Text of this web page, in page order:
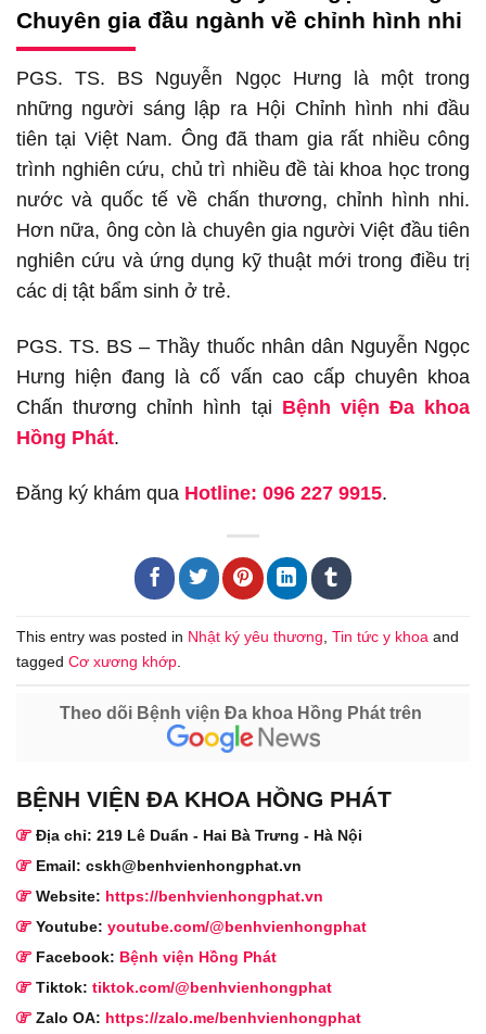
Chuyên gia đầu ngành về chỉnh hình nhi
PGS. TS. BS Nguyễn Ngọc Hưng là một trong
những người sáng lập ra Hội Chỉnh hình nhi đầu
tiên tại Việt Nam. Ông đã tham gia rất nhiều công
trình nghiên cứu, chủ trì nhiều đề tài khoa học trong
nước và quốc tế về chấn thương, chỉnh hình nhi.
Hơn nữa, ông còn là chuyên gia người Việt đầu tiên
nghiên cứu và ứng dụng kỹ thuật mới trong điều trị
các dị tật bẩm sinh ở trẻ.
PGS. TS. BS – Thầy thuốc nhân dân Nguyễn Ngọc
Hưng hiện đang là cố vấn cao cấp chuyên khoa
Chấn thương chỉnh hình tại Bệnh viện Đa khoa
Hồng Phát.
Đăng ký khám qua Hotline: 096 227 9915.
This entry was posted in Nhật ký yêu thương Tin tức y khoa and
tagged Cơ xương khớp
Theo dõi Bệnh viện Đa khoa Hồng Phát trên
BỆNH VIỆN ĐA KHOA HỒNG PHÁT
Địa chỉ: 219 Lê Duẩn - Hai Bà Trưng - Hà Nội
Email: cskh@benhvienhongphat.vn
Website: https://benhvienhongphat.vn
Youtube: youtube.com/@benhvienhongphat
Facebook: Bệnh viện Hồng Phát
Tiktok: tiktok.com/@benhvienhongphat
Zalo OA: https://zalo.me/benhvienhongphat